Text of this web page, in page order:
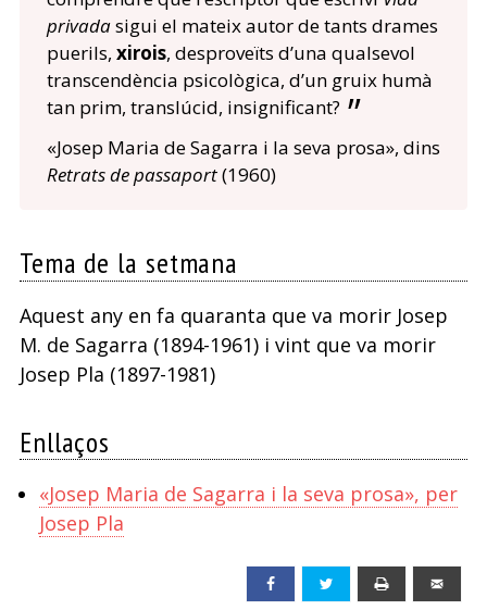
privadasigui el mateix autor de tants drames
puerils, xirois, desproveïts d’una qualsevol
transcendència psicològica, d’un gruix humà
tan prim, translúcid, insignificant?
«Josep Maria de Sagarra i la seva prosa», dins
Retrats de passaport(1960)
Tema de la setmana
Aquest any en fa quaranta que va morir Josep
M. de Sagarra (1894-1961) i vint que va morir
Josep Pla (1897-1981)
Enllaços
«Josep Maria de Sagarra i la seva prosa», per
Josep Pla
Facebook Twitter